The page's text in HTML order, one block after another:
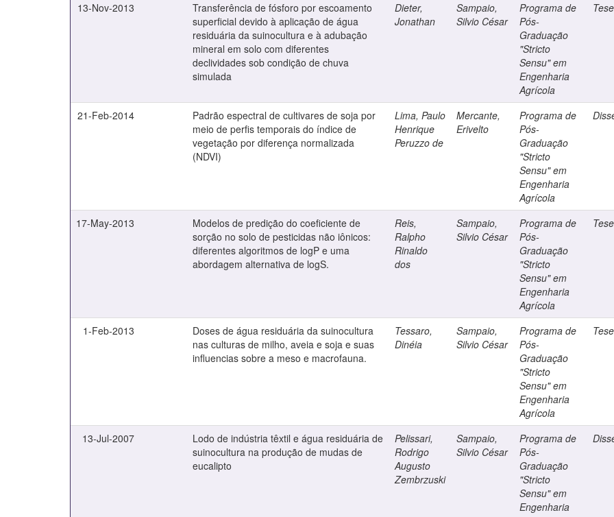
13-Nov-2013
Transferência de fósforo por escoamento
superficial devido à aplicação de água
residuária da suinocultura e à adubação
mineral em solo com diferentes
declividades sob condição de chuva
simulada
Dieter,
Jonathan
Sampaio,
Silvio César
Programa de
Pós-
Graduação
"Stricto
Sensu" em
Engenharia
Agrícola
Tese
21-Feb-2014
Padrão espectral de cultivares de soja por
meio de perfis temporais do índice de
vegetação por diferença normalizada
(NDVI)
Lima, Paulo
Henrique
Peruzzo de
Mercante,
Erivelto
Programa de
Pós-
Graduação
"Stricto
Sensu" em
Engenharia
Agrícola
17-May-2013
Modelos de predição do coeficiente de
sorção no solo de pesticidas não iônicos:
diferentes algoritmos de logP e uma
abordagem alternativa de logS.
Reis,
Ralpho
Rinaldo
dos
Sampaio,
Silvio César
Programa de
Pós-
Graduação
"Stricto
Sensu" em
Engenharia
Agrícola
Tese
1-Feb-2013
Doses de água residuária da suinocultura
nas culturas de milho, aveia e soja e suas
influencias sobre a meso e macrofauna.
Tessaro,
Dinéia
Sampaio,
Silvio César
Programa de
Pós-
Graduação
"Stricto
Sensu" em
Engenharia
Agrícola
Tese
13-Jul-2007
Lodo de indústria têxtil e água residuária de
suinocultura na produção de mudas de
eucalipto
Pelissari,
Rodrigo
Augusto
Zembrzuski
Sampaio,
Silvio César
Programa de
Pós-
Graduação
"Stricto
Sensu" em
Engenharia